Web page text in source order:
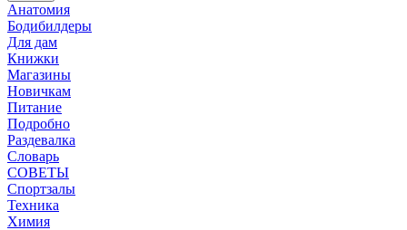
Анатомия
Бодибилдеры
Для дам
Книжки
Магазины
Новичкам
Питание
Подробно
Раздевалка
Словарь
СОВЕТЫ
Спортзалы
Техника
Химия